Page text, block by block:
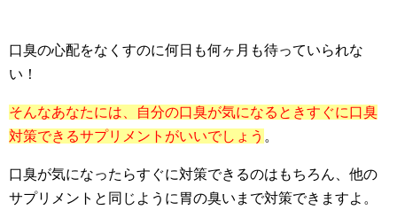
口臭の心配をなくすのに何日も何ヶ月も待っていられな
い！
そんなあなたには、自分の口臭が気になるときすぐに口臭
対策できるサプリメントがいいでしょう 。
口臭が気になったらすぐに対策できるのはもちろん、他の
サプリメントと同じように胃の臭いまで対策できますよ。